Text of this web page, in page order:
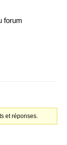
forum
et réponses.